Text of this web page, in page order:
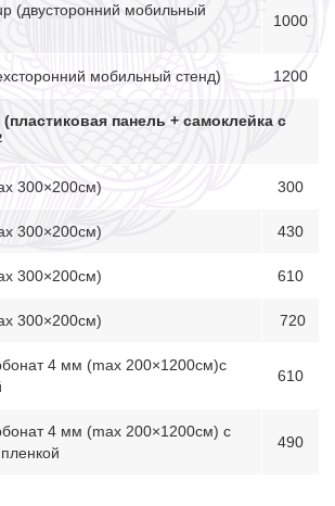
(двусторонний мобильный
1000
мобильный стенд) 1200
панель + самоклейка с
300×200см) 300
300×200см) 430
300×200см) 610
300×200см) 720
4 мм (max 200×1200см)с
610
4 мм (max 200×1200см) с
490